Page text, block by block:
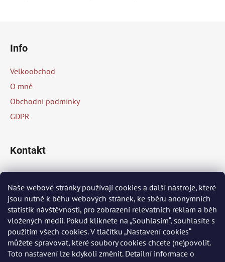
Naše webové stránky používají cookies a další nástroje, které
jsou nutné k běhu webových stránek, ke sběru anonymních
statistik návštěvnosti, pro zobrazení relevatních reklam a běh
vložených medií. Pokud kliknete na „Souhlasím“, souhlasíte s
použitím všech cookies. V tlačítku „Nastavení cookies“
můžete spravovat, které soubory cookies chcete (ne)povolit.
Toto nastavení lze kdykoli změnit. Detailní informace o
Info
Velkoobchod
O mně
Obchodní podmínky
GDPR
Kontakt
+420 778 002 430
Přijímáme online platby